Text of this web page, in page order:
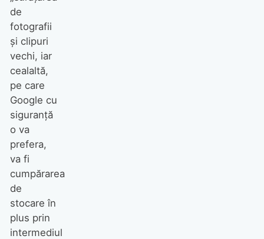
de
fotografii
și clipuri
vechi, iar
cealaltă,
pe care
Google cu
siguranță
o va
prefera,
va fi
cumpărarea
de
stocare în
plus prin
intermediul